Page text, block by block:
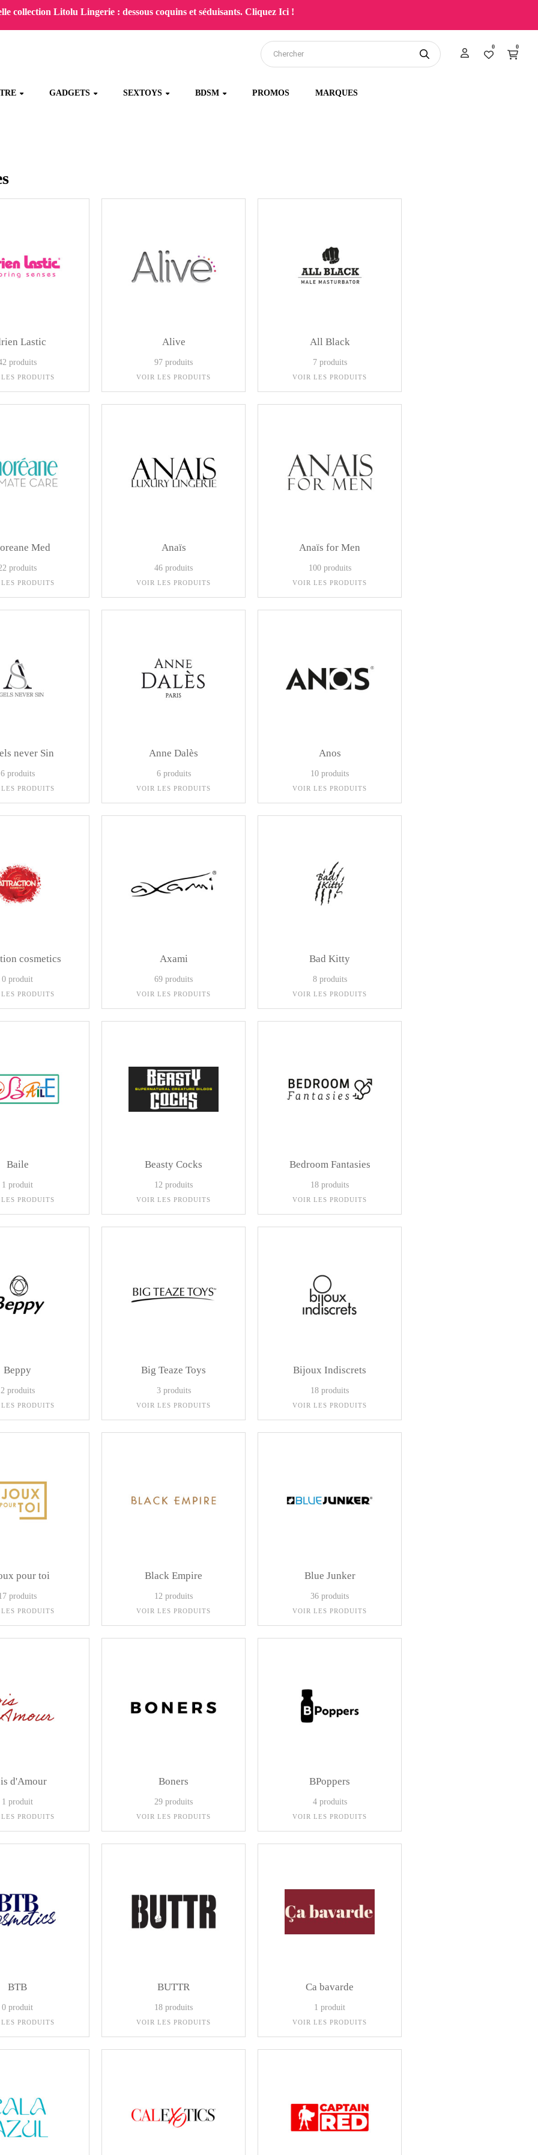
collection Litolu Lingerie : dessous coquins et séduisants. Cliquez Ici !
0 0
GADGETS SEXTOYS BDSM PROMOS MARQUES
Lastic
produits
PRODUITS
Alive
97 produits
VOIR LES PRODUITS
All Black
7 produits
VOIR LES PRODUITS
Med
produits
PRODUITS
Anaïs
46 produits
VOIR LES PRODUITS
Anaïs for Men
100 produits
VOIR LES PRODUITS
never Sin
6 produits
PRODUITS
Anne Dalès
6 produits
VOIR LES PRODUITS
Anos
10 produits
VOIR LES PRODUITS
cosmetics
0 produit
PRODUITS
Axami
69 produits
VOIR LES PRODUITS
Bad Kitty
8 produits
VOIR LES PRODUITS
Baile
1 produit
PRODUITS
Beasty Cocks
12 produits
VOIR LES PRODUITS
Bedroom Fantasies
18 produits
VOIR LES PRODUITS
Beppy
2 produits
PRODUITS
Big Teaze Toys
3 produits
VOIR LES PRODUITS
Bijoux Indiscrets
18 produits
VOIR LES PRODUITS
pour toi
produits
PRODUITS
Black Empire
12 produits
VOIR LES PRODUITS
Blue Junker
36 produits
VOIR LES PRODUITS
d'Amour
1 produit
PRODUITS
Boners
29 produits
VOIR LES PRODUITS
BPoppers
4 produits
VOIR LES PRODUITS
BTB
0 produit
PRODUITS
BUTTR
18 produits
VOIR LES PRODUITS
Ca bavarde
1 produit
VOIR LES PRODUITS